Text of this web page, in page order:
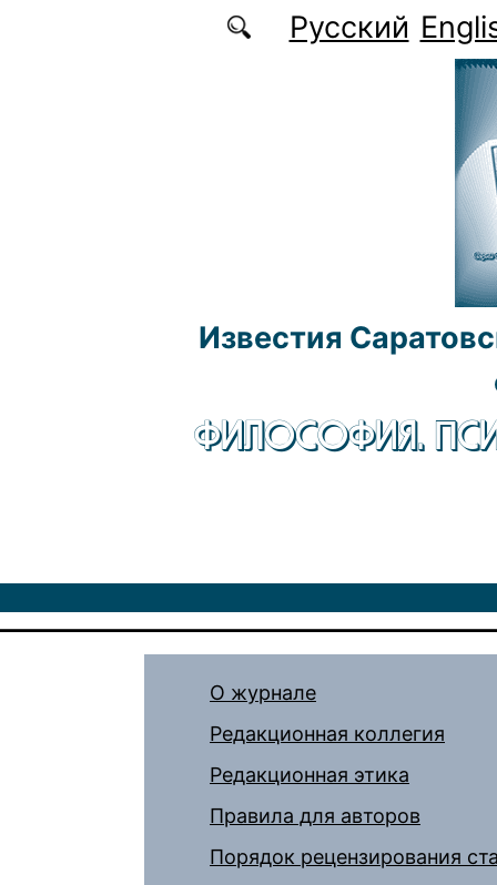
Перейти к основному содержаниюРусский
Известия
ФИЛОСОФИЯ.
О журнале
Редакционная коллегия
Редакционная этика
Правила для авторов
Порядок рецензирования